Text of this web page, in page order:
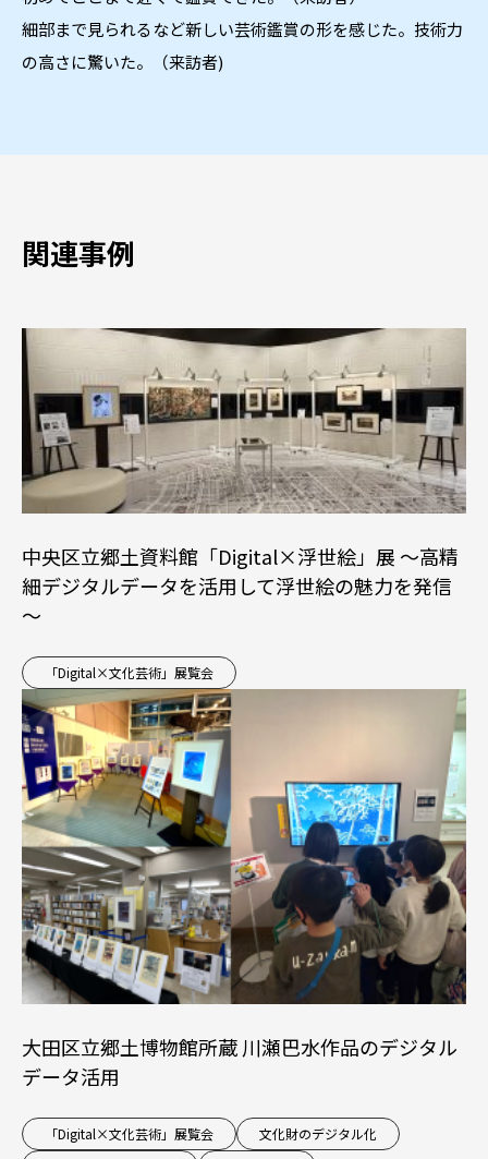
細部まで見られるなど新しい芸術鑑賞の形を感じた。技術力
の高さに驚いた。（来訪者)
関連事例
中央区立郷土資料館「Digital×浮世絵」展 ～高精
細デジタルデータを活用して浮世絵の魅力を発信
～
「Digital×文化芸術」展覧会
大田区立郷土博物館所蔵 川瀬巴水作品のデジタル
データ活用
「Digital×文化芸術」展覧会
文化財のデジタル化